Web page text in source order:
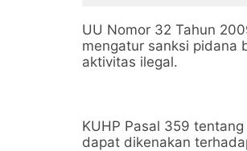
UU Nomor 32 Tahun
mengatur sanksi pidana
aktivitas ilegal.
KUHP Pasal 359
dapat dikenakan